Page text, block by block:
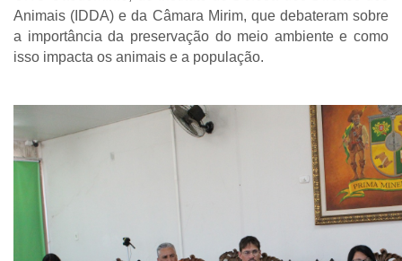
Animais (IDDA) e da Câmara Mirim, que debateram sobre
a importância da preservação do meio ambiente e como
isso impacta os animais e a população.